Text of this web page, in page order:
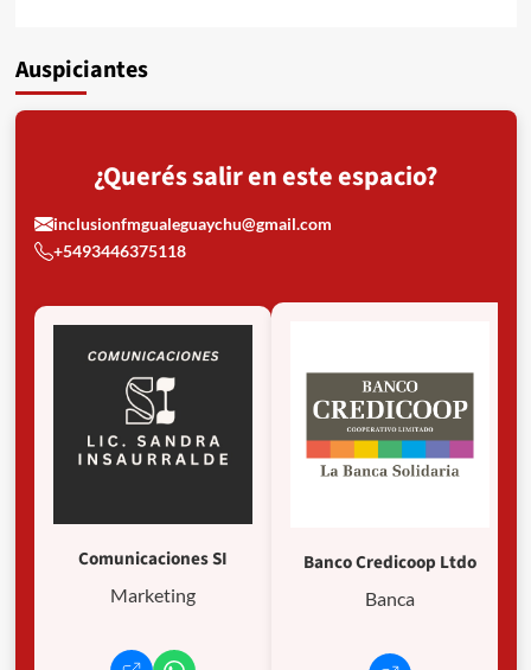
Auspiciantes
¿Querés salir en este espacio?
inclusionfmgualeguaychu@gmail.com
+5493446375118
Comunicaciones SI
Marketing
Banco Credicoop Ltdo
Banca